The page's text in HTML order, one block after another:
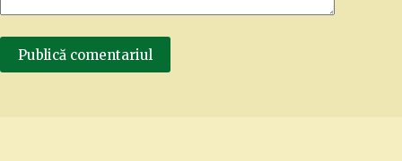
Publică comentariul